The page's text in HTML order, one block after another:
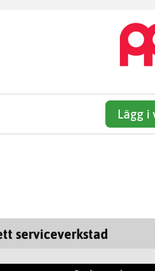
Lägg i
serviceverkstad